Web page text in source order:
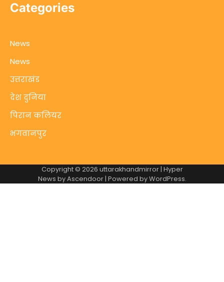
Categories
News
News
उत्तराखंड
देश दुनिया
पिरान कलियर
भगवानपुर
Copyright © 2026 uttarakhandmirror| Hyper
News byAscendoor| Powered byWordPress.